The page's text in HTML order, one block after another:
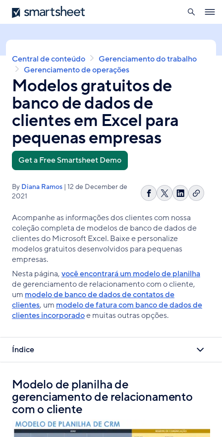
Skip
to
content
Smartsheet
pesquisa
Breadcrumb
Central de conteúdo
Gerenciamento do trabalho
Gerenciamento de operações
Modelos gratuitos de
banco de dados de
clientes em Excel para
pequenas empresas
Get a Free Smartsheet Demo
By Diana Ramos | 12 de December de
2021
Compartilhar
Facebook
Share
X
LinkedIn
Copiar
Acompanhe as informações dos clientes com nossa
coleção completa de modelos de banco de dados de
clientes do Microsoft Excel. Baixe e personalize
modelos gratuitos desenvolvidos para pequenas
empresas.
Nesta página,você encontrará um modelo de planilha
de gerenciamento de relacionamento com o cliente,
um modelo de banco de dados de contatos de
clientes, um modelo de fatura com banco de dados de
clientes incorporadoe muitas outras opções.
Índice
Modelo de planilha de
gerenciamento de relacionamento
com o cliente